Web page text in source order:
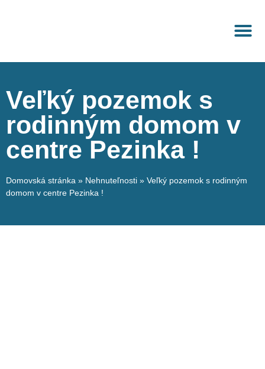
Veľký pozemok s
rodinným domom v
centre Pezinka !
Domovská stránka » Nehnuteľnosti » Veľký pozemok s rodinným
domom v centre Pezinka !